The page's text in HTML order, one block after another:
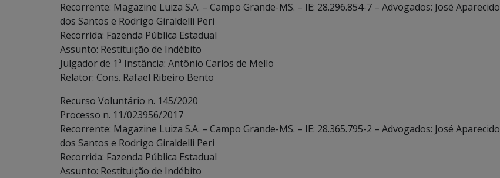
Recorrente: Magazine Luiza S.A. – Campo Grande-MS. – IE: 28.296.854-7 – Advogados: José Aparecido
dos Santos e Rodrigo Giraldelli Peri
Recorrida: Fazenda Pública Estadual
Assunto: Restituição de Indébito
Julgador de 1ª Instância: Antônio Carlos de Mello
Relator: Cons. Rafael Ribeiro Bento
Recurso Voluntário n. 145/2020
Processo n. 11/023956/2017
Recorrente: Magazine Luiza S.A. – Campo Grande-MS. – IE: 28.365.795-2 – Advogados: José Aparecido
dos Santos e Rodrigo Giraldelli Peri
Recorrida: Fazenda Pública Estadual
Assunto: Restituição de Indébito